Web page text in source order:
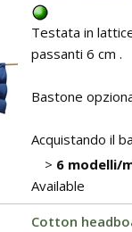
Testata in
passanti 6 cm .
Bastone
Acquistando il
> 6 modelli/
Available
Cotton